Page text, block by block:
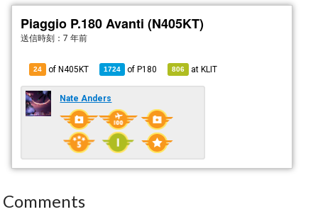
Piaggio P.180 Avanti (N405KT)
送信時刻：7 年前
24 of N405KT 1724 ofP180 806 atKLIT
Nate Anders
Comments